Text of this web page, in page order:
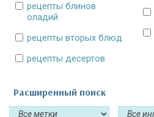
рецепты блинов
оладий
рецепты вторых блюд
рецепты десертов
Расширенный поиск